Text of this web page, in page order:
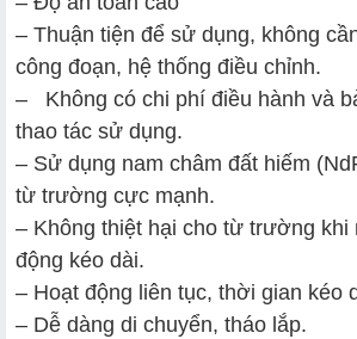
– Thuận tiện để sử dụng, không
công đoạn, hệ thống điều chỉnh.
– Không có chi phí điều hành và
thao tác sử dụng.
– Sử dụng nam châm đất hiếm
từ trường cực mạnh.
– Không thiệt hại cho từ trường khi
động kéo dài.
– Hoạt động liên tục, thời gian kéo
– Dễ dàng di chuyển, tháo lắp.